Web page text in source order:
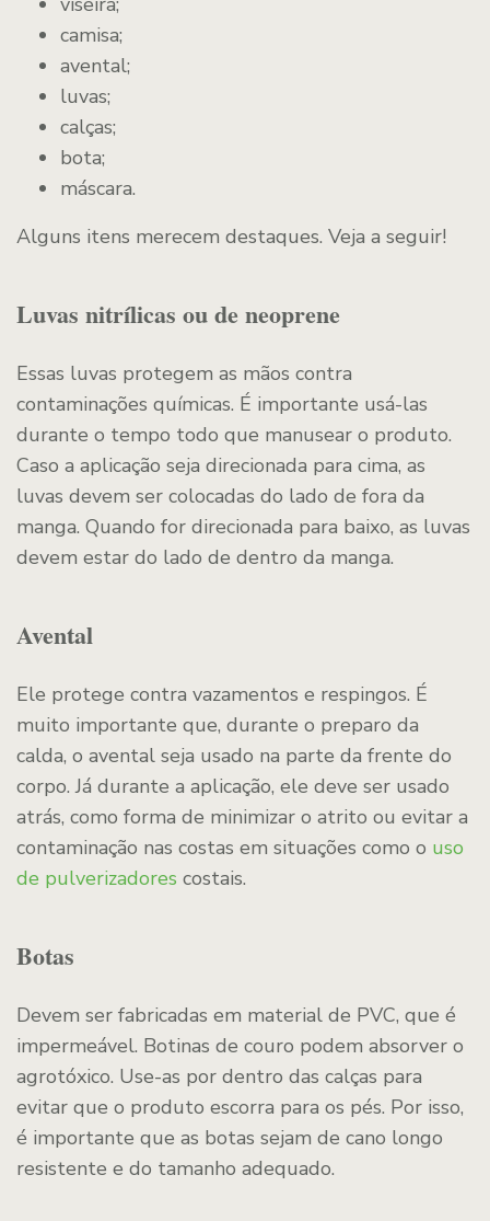
camisa;
avental;
luvas;
calças;
bota;
máscara.
Alguns itens merecem destaques. Veja a seguir!
Luvas nitrílicas ou de neoprene
Essas luvas protegem as mãos contra
contaminações químicas. É importante usá-las
durante o tempo todo que manusear o produto.
Caso a aplicação seja direcionada para cima, as
luvas devem ser colocadas do lado de fora da
manga. Quando for direcionada para baixo, as luvas
devem estar do lado de dentro da manga.
Avental
Ele protege contra vazamentos e respingos. É
muito importante que, durante o preparo da
calda, o avental seja usado na parte da frente do
corpo. Já durante a aplicação, ele deve ser usado
atrás, como forma de minimizar o atrito ou evitar a
contaminação nas costas em situações como o uso
de pulverizadores costais.
Botas
Devem ser fabricadas em material de PVC, que é
impermeável. Botinas de couro podem absorver o
agrotóxico. Use-as por dentro das calças para
evitar que o produto escorra para os pés. Por isso,
é importante que as botas sejam de cano longo
resistente e do tamanho adequado.